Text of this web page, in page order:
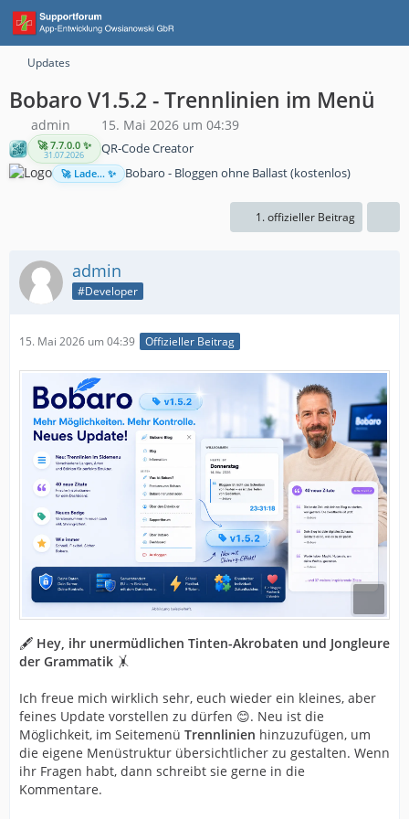
Updates
Bobaro V1.5.2 - Trennlinien im Menü
admin 15. Mai 2026 um 04:39
🚀 7.7.0.0 ✨
31.07.2026 QR-Code Creator
🚀 Lade... ✨ Bobaro - Bloggen ohne Ballast (kostenlos)
1. offizieller Beitrag
admin
#Developer
15. Mai 2026 um 04:39 Offizieller Beitrag
🖋️ Hey, ihr unermüdlichen Tinten-Akrobaten und Jongleure
der Grammatik 🤸
Ich freue mich wirklich sehr, euch wieder ein kleines, aber
feines Update vorstellen zu dürfen 😊. Neu ist die
Möglichkeit, im Seitemenü Trennlinien hinzuzufügen, um
die eigene Menüstruktur übersichtlicher zu gestalten. Wenn
ihr Fragen habt, dann schreibt sie gerne in die
Kommentare.